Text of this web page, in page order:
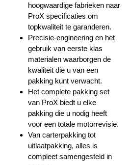
hoogwaardige fabrieken naar
ProX specificaties om
topkwaliteit te garanderen.
Precisie-engineering en het
gebruik van eerste klas
materialen waarborgen de
kwaliteit die u van een
pakking kunt verwacht.
Het complete pakking set
van ProX biedt u elke
pakking die u nodig heeft
voor een totale motorrevisie.
Van carterpakking tot
uitlaatpakking, alles is
compleet samengesteld in